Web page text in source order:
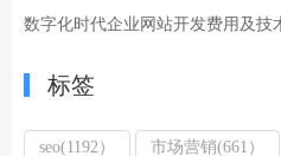
数字化时代企业网站开发费用及技
标签
seo(1192） 市场营销(661）